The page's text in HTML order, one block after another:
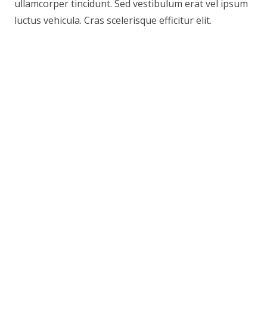
ullamcorper tincidunt. Sed vestibulum erat vel ipsum
luctus vehicula. Cras scelerisque efficitur elit.